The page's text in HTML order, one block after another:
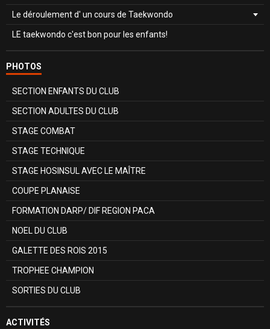
Le déroulement d' un cours de Taekwondo
LE taekwondo c'est bon pour les enfants!
PHOTOS
SECTION ENFANTS DU CLUB
SECTION ADULTES DU CLUB
STAGE COMBAT
STAGE TECHNIQUE
STAGE HOSINSUL AVEC LE MAÎTRE
COUPE PLANAISE
FORMATION DARP/ DIF REGION PACA
NOEL DU CLUB
GALETTE DES ROIS 2015
TROPHEE CHAMPION
SORTIES DU CLUB
ACTIVITÉS